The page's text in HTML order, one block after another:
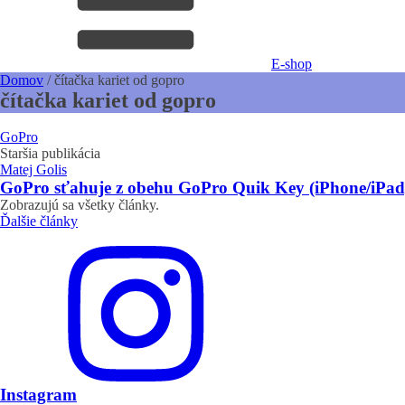
E-shop
Domov /čítačka kariet od gopro
čítačka kariet od gopro
GoPro
Staršia publikácia
Matej Golis
GoPro sťahuje z obehu GoPro Quik Key (iPhone/
Zobrazujú sa všetky články.
Ďalšie články
Instagram